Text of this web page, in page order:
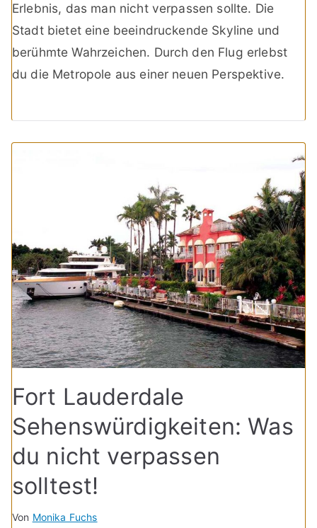
Erlebnis, das man nicht verpassen sollte. Die
Stadt bietet eine beeindruckende Skyline und
berühmte Wahrzeichen. Durch den Flug erlebst
du die Metropole aus einer neuen Perspektive.
Fort Lauderdale
Sehenswürdigkeiten: Was
du nicht verpassen
solltest!
Von Monika Fuchs